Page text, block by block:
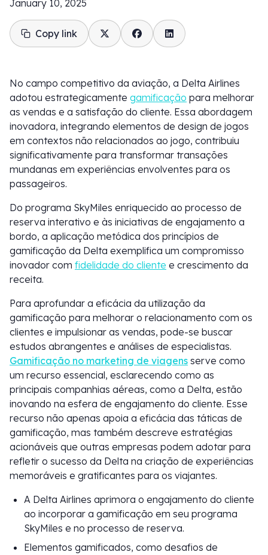
January 10, 2025
Copy link
No campo competitivo da aviação, a Delta Airlines
adotou estrategicamente gamificação para melhorar
as vendas e a satisfação do cliente. Essa abordagem
inovadora, integrando elementos de design de jogos
em contextos não relacionados ao jogo, contribuiu
significativamente para transformar transações
mundanas em experiências envolventes para os
passageiros.
Do programa SkyMiles enriquecido ao processo de
reserva interativo e às iniciativas de engajamento a
bordo, a aplicação metódica dos princípios de
gamificação da Delta exemplifica um compromisso
inovador com fidelidade do cliente e crescimento da
receita.
Para aprofundar a eficácia da utilização da
gamificação para melhorar o relacionamento com os
clientes e impulsionar as vendas, pode-se buscar
estudos abrangentes e análises de especialistas.
Gamificação no marketing de viagens serve como
um recurso essencial, esclarecendo como as
principais companhias aéreas, como a Delta, estão
inovando na esfera de engajamento do cliente. Esse
recurso não apenas apoia a eficácia das táticas de
gamificação, mas também descreve estratégias
acionáveis que outras empresas podem adotar para
refletir o sucesso da Delta na criação de experiências
memoráveis e gratificantes para os viajantes.
A Delta Airlines aprimora o engajamento do cliente
ao incorporar a gamificação em seu programa
SkyMiles e no processo de reserva.
Elementos gamificados, como desafios de